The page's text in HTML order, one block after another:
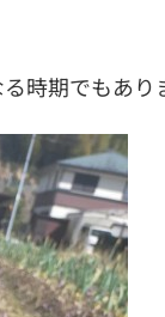
時期でもあり